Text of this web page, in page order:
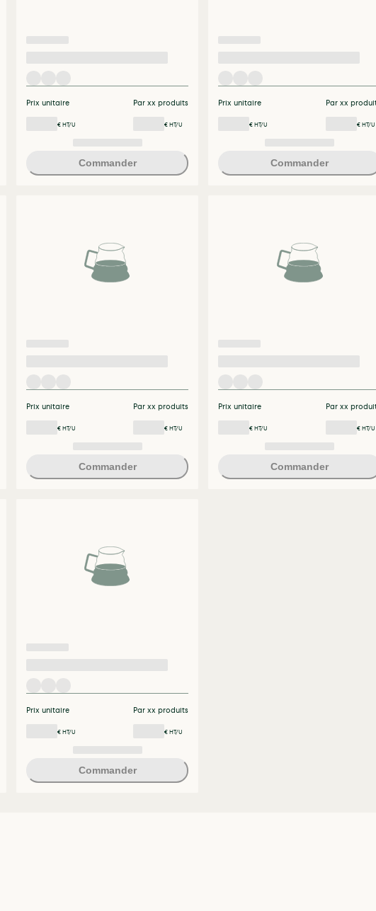
Prix unitaire
€ HT/U
Par xx produits
€ HT/U
Commander
Prix unitaire
€ HT/U
Par xx
€ HT/U
Commander
Prix unitaire
€ HT/U
Par xx produits
€ HT/U
Commander
Prix unitaire
€ HT/U
Par xx
€ HT/U
Commander
Prix unitaire
€ HT/U
Par xx produits
€ HT/U
Commander